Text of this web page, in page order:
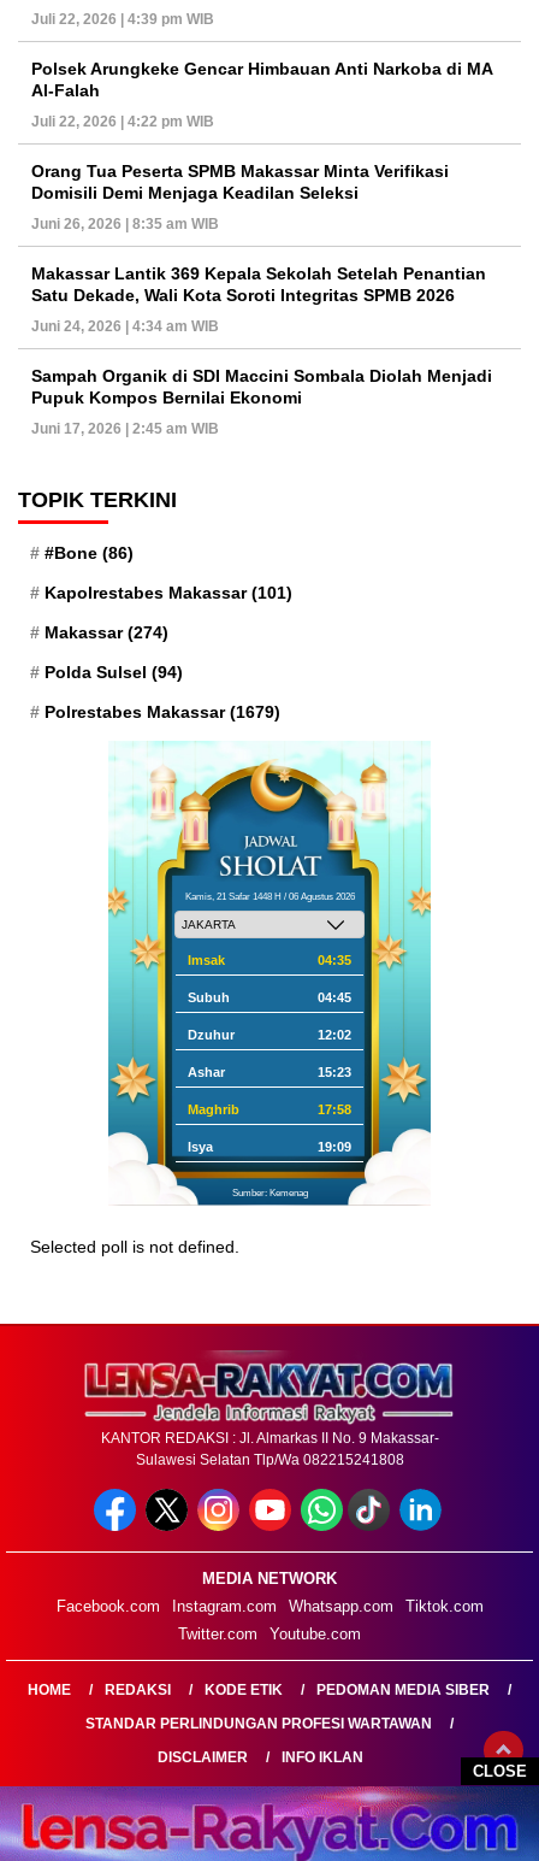
CLOSE
Juli 22, 2026 | 4:39 pm WIB
Polsek Arungkeke Gencar Himbauan Anti Narkoba di MA
Al-Falah
Juli 22, 2026 | 4:22 pm WIB
Orang Tua Peserta SPMB Makassar Minta Verifikasi
Domisili Demi Menjaga Keadilan Seleksi
Juni 26, 2026 | 8:35 am WIB
Makassar Lantik 369 Kepala Sekolah Setelah Penantian
Satu Dekade, Wali Kota Soroti Integritas SPMB 2026
Juni 24, 2026 | 4:34 am WIB
Sampah Organik di SDI Maccini Sombala Diolah Menjadi
Pupuk Kompos Bernilai Ekonomi
Juni 17, 2026 | 2:45 am WIB
TOPIK TERKINI
#Bone (86)
Kapolrestabes Makassar(101)
Makassar(274)
Polda Sulsel (94)
Polrestabes Makassar(1679)
Kamis, 21 Safar 1448 H / 06 Agustus 2026
Imsak 04:35
Subuh 04:45
Dzuhur 12:02
Ashar 15:23
Maghrib 17:58
Isya 19:09
Sumber: Kemenag
Selected poll is not defined.
KANTOR REDAKSI : Jl. Almarkas II No. 9 Makassar-
Sulawesi Selatan Tlp/Wa 082215241808
MEDIA NETWORK
Facebook.com
Instagram.com Whatsapp.com
Tiktok.com
Twitter.com
Youtube.com
HOME REDAKSI KODE ETIK
PEDOMAN MEDIA SIBER
STANDAR PERLINDUNGAN PROFESI WARTAWAN
DISCLAIMER
INFO IKLAN
LENSARAKYAT.COM@2026